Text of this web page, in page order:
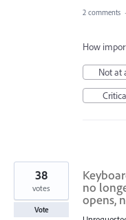
2 comments ·
How
Not at
no
opens,
38
votes
Vote